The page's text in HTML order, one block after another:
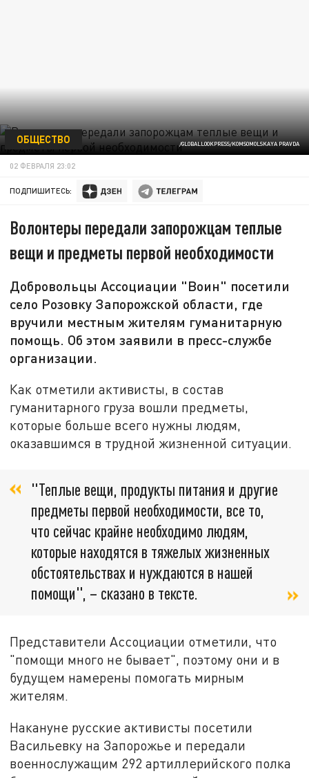
/GLOBALLOOKPRESS/KOMSOMOLSKAYA PRAVDA
ОБЩЕСТВО
02 ФЕВРАЛЯ 23:02
ПОДПИШИТЕСЬ:
Волонтеры передали запорожцам теплые
вещи и предметы первой необходимости
Добровольцы Ассоциации "Воин" посетили
село Розовку Запорожской области, где
вручили местным жителям гуманитарную
помощь. Об этом заявили в пресс-службе
организации.
Как отметили активисты, в состав
гуманитарного груза вошли предметы,
которые больше всего нужны людям,
оказавшимся в трудной жизненной ситуации.
"Теплые вещи, продукты питания и другие
предметы первой необходимости, все то,
что сейчас крайне необходимо людям,
которые находятся в тяжелых жизненных
обстоятельствах и нуждаются в нашей
помощи", – сказано в тексте.
Представители Ассоциации отметили, что
"помощи много не бывает", поэтому они и в
будущем намерены помогать мирным
жителям.
Накануне русские активисты посетили
Васильевку на Запорожье и передали
военнослужащим 292 артиллерийского полка